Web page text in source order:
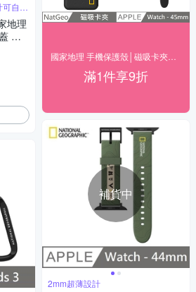
自動
地理
耳
灰褐
滿1件享9折
補貨中
2mm超薄設計